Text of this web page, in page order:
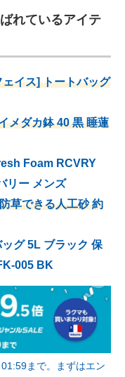
れているアイテ
イス] トートバッグ
メダカ鉢 40 黒 睡蓮
Foam RCVRY
リー メンズ
草できる人工砂 約
グ 5L ブラック 保
005 BK
まで。まずはエン